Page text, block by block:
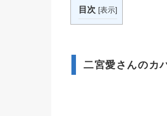
目次 [表示]
二宮愛さんの